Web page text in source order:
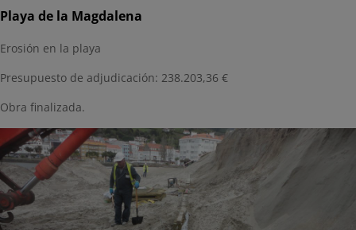
Playa de la Magdalena
Erosión en la playa
Presupuesto de adjudicación: 238.203,36 €
Obra finalizada.